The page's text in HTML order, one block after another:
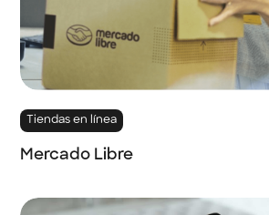
Tiendas en línea
Mercado Libre